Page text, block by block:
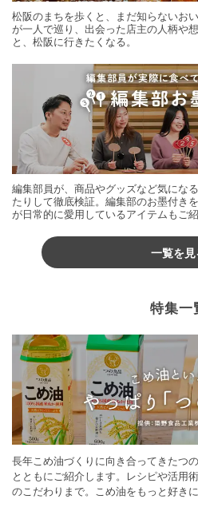
松阪のまちを歩くと、まだ知らないお
が一人で巡り、出会った店主の人柄や
と、松阪に行きたくなる。
編集部員が、商品やグッズなど気にな
たりして徹底検証。編集部のお墨付き
が日常的に愛用しているアイテムもご紹
一覧を見
特集一
長年こめ油づくりに向き合ってきたつ
とともにご紹介します。レシピや活用
のこだわりまで。こめ油をもっと好き